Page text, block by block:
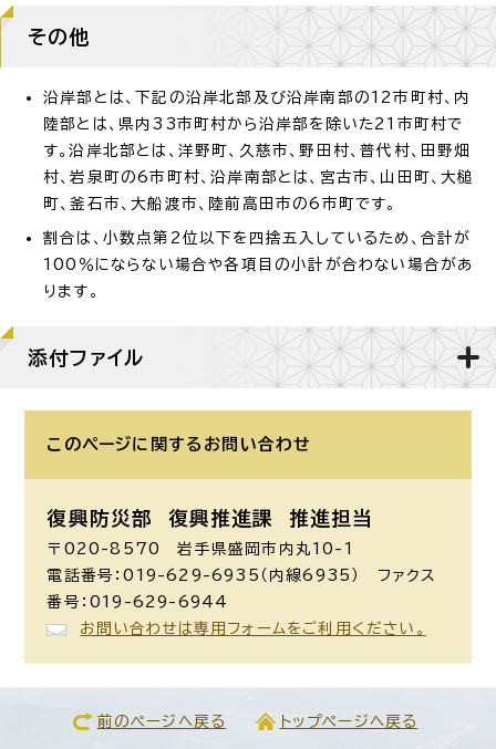
その他
沿岸部とは、下記の沿岸北部及び沿岸南部の12市町村、内
陸部とは、県内33市町村から沿岸部を除いた21市町村で
す。沿岸北部とは、洋野町、久慈市、野田村、普代村、田野畑
村、岩泉町の6市町村、沿岸南部とは、宮古市、山田町、大槌
町、釜石市、大船渡市、陸前高田市の6市町です。
割合は、小数点第2位以下を四捨五入しているため、合計が
100％にならない場合や各項目の小計が合わない場合があ
ります。
添付ファイル
このページに関する お問い合わせ
復興防災部 復興推進課 推進担当
〒020-8570 岩手県盛岡市内丸10-1
電話番号：019-629-6935（内線6935） ファクス
番号：019-629-6944
お問い合わせは専用フォームをご利用ください。
前のページへ戻る トップページへ戻る